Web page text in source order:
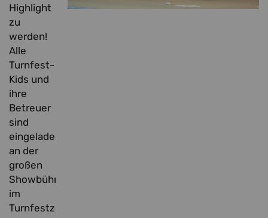
Highlight
zu
werden!
Alle
Turnfest-
Kids und
ihre
Betreuer
sind
eingeladen,
an der
großen
Showbühne
im
Turnfestzentrum